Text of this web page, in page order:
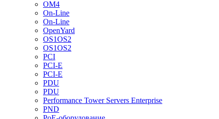
OM4
On-Line
On-Line
OpenYard
OS1OS2
OS1OS2
PCI
PCI-E
PCI-E
PDU
PDU
Performance Tower Servers Enterprise
PND